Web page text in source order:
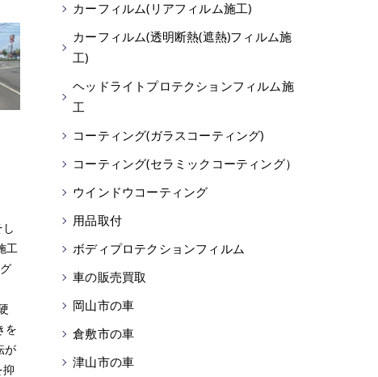
工
を
が
抑
カーフィルム(リアフィルム施工)
カーフィルム(透明断熱(遮熱)フィルム施
工)
ヘッドライトプロテクションフィルム施
工
コーティング(ガラスコーティング)
コーティング(セラミックコーティング）
ウインドウコーティング
用品取付
ボディプロテクションフィルム
車の販売買取
岡山市の車
倉敷市の車
津山市の車